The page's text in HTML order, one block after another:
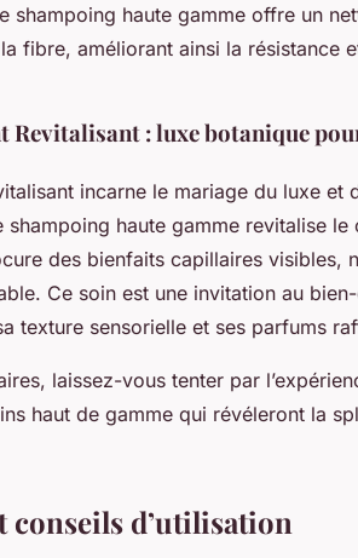
shampoing haute gamme offre un
fibre, améliorant ainsi la résistance
Revitalisant : luxe botanique
incarne le mariage du luxe et
haute gamme revitalise
des bienfaits capillaires visibles,
Ce soin est une invitation au
texture sensorielle et ses parfums
laissez-vous tenter par
haut de gamme qui révéleront la
conseils d’utilisation